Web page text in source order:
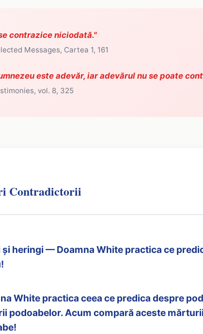
contrazice niciodată."
Messages, Cartea 1, 161
este adevăr, iar adevărul nu se poate
vol. 8, 325
Contradictorii
heringi — Doamna White practica ce
White practica ceea ce predica despre
podoabelor. Acum compară aceste